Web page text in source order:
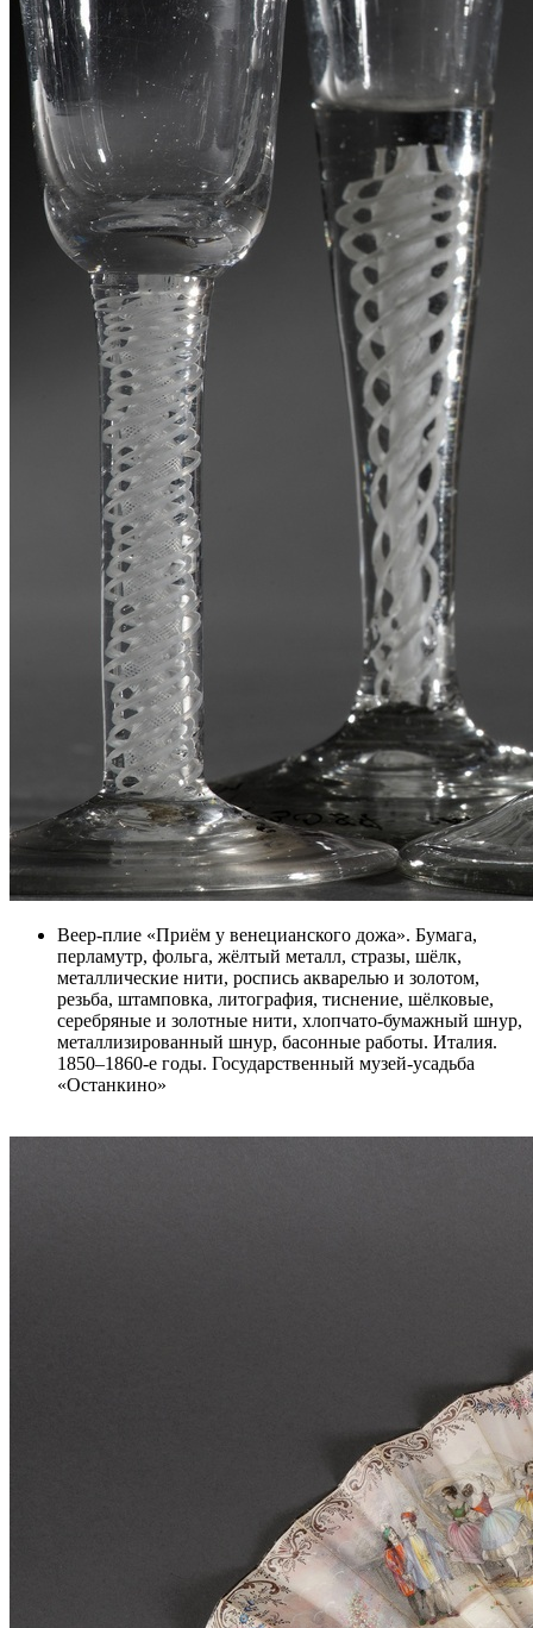
Веер-плие «Приём у венецианского дожа». Бумага,
перламутр, фольга, жёлтый металл, стразы, шёлк,
металлические нити, роспись акварелью и золотом,
резьба, штамповка, литография, тиснение, шёлковые,
серебряные и золотные нити, хлопчато-бумажный шнур,
металлизированный шнур, басонные работы. Италия.
1850–1860-е годы. Государственный музей-усадьба
«Останкино»